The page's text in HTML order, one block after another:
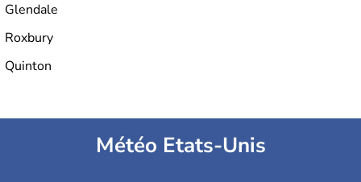
Glendale
Roxbury
Quinton
Météo Etats-Unis